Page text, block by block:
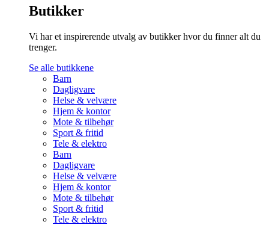
Butikker
Vi har et inspirerende utvalg av butikker hvor du finner alt du
trenger.
Se alle butikkene
Barn
Dagligvare
Helse & velvære
Hjem & kontor
Mote & tilbehør
Sport & fritid
Tele & elektro
Barn
Dagligvare
Helse & velvære
Hjem & kontor
Mote & tilbehør
Sport & fritid
Tele & elektro